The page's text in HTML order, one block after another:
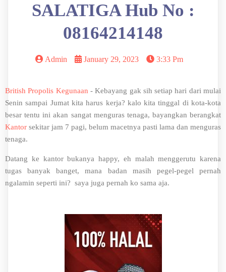
SALATIGA Hub No :
08164214148
Admin January 29, 2023 3:33 Pm
British Propolis Kegunaan - Kebayang gak sih setiap hari dari mulai
Senin sampai Jumat kita harus kerja? kalo kita tinggal di kota-kota
besar tentu ini akan sangat menguras tenaga, bayangkan berangkat
Kantor sekitar jam 7 pagi, belum macetnya pasti lama dan menguras
tenaga.
Datang ke kantor bukanya happy, eh malah menggerutu karena
tugas banyak banget, mana badan masih pegel-pegel pernah
ngalamin seperti ini? saya juga pernah ko sama aja.